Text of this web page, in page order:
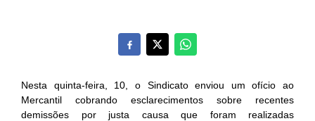
Nesta quinta-feira, 10, o Sindicato enviou um ofício ao
Mercantil cobrando esclarecimentos sobre recentes
demissões por justa causa que foram realizadas